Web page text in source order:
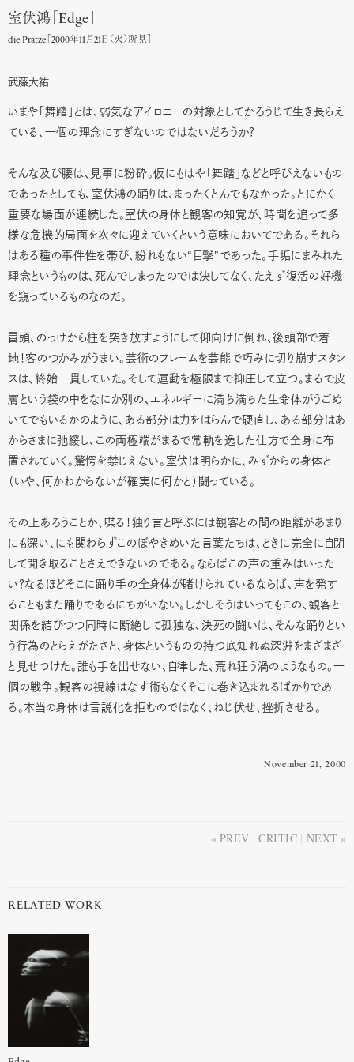
室伏鴻「Edge」
die Pratze［2000年11月21日（火）所見］
武藤大祐
いまや「舞踏」とは、弱気なアイロニーの対象としてかろうじて生き長らえ
ている、一個の理念にすぎないのではないだろうか？
そんな及び腰は、見事に粉砕。仮にもはや「舞踏」などと呼びえないもの
であったとしても、室伏鴻の踊りは、まったくとんでもなかった。とにかく
重要な場面が連続した。室伏の身体と観客の知覚が、時間を追って多
様な危機的局面を次々に迎えていくという意味においてである。それら
はある種の事件性を帯び、紛れもない“ 目撃”であった。手垢にまみれた
理念というものは、死んでしまったのでは決してなく、たえず復活の好機
を窺っているものなのだ。
冒頭、のっけから柱を突き放すようにして仰向けに倒れ、後頭部で着
地！客のつかみがうまい。芸術のフレームを芸能で巧みに切り崩すスタン
スは、終始一貫していた。そして運動を極限まで抑圧して立つ。まるで皮
膚という袋の中をなにか別の、エネルギーに満ち満ちた生命体がうごめ
いてでもいるかのように、ある部分は力をはらんで硬直し、ある部分はあ
からさまに弛緩し、この両極端がまるで常軌を逸した仕方で全身に布
置されていく。驚愕を禁じえない。室伏は明らかに、みずからの身体と
（いや、何かわからないが確実に何かと）闘っている。
その上あろうことか、喋る！独り言と呼ぶには観客との間の距離があまり
にも深い、にも関わらずこのぼやきめいた言葉たちは、ときに完全に自閉
して聞き取ることさえできないのである。ならばこの声の重みはいった
い？なるほどそこに踊り手の全身体が賭けられているならば、声を発す
ることもまた踊りであるにちがいない。しかしそうはいってもこの、観客と
関係を結びつつ同時に断絶して孤独な、決死の闘いは、そんな踊りとい
う行為のとらえがたさと、身体というものの持つ底知れぬ深淵をまざまざ
と見せつけた。誰も手を出せない、自律した、荒れ狂う渦のようなもの。一
個の戦争。観客の視線はなす術もなくそこに巻き込まれるばかりであ
る。本当の身体は言説化を拒むのではなく、ねじ伏せ、挫折させる。
November 21, 2000
PREV CRITIC NEXT
RELATED WORK